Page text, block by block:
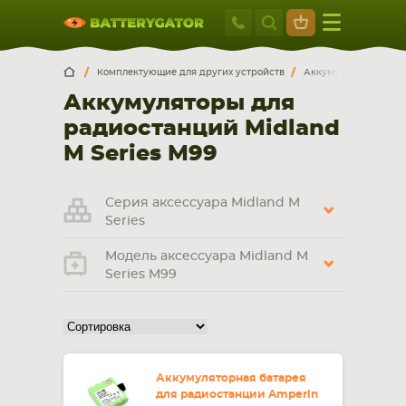
Москва
+7 495 414
Москва
г. Москва, ул. Ткацкая, 5с3 (м. Семеновская)
5 мин. ходьбы от ст.м. “Семеновская”
+7 495 414 28 59
9:00-21:00
смартфона, планшета
Комплектующие для других устройств Аккумуляторы для
Аккумуляторы для
радиостанций Midland
M Series M99
Серия аксессуара Midland M
Series
Модель аксессуара Midland M
Series M99
Аккумуляторная батарея
для радиостанции Amperin